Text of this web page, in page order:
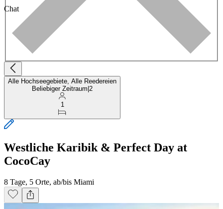
Chat
Alle Hochseegebiete, Alle Reedereien
Beliebiger Zeitraum 2
1
Westliche Karibik & Perfect Day at
CocoCay
8 Tage, 5 Orte, ab/bis Miami